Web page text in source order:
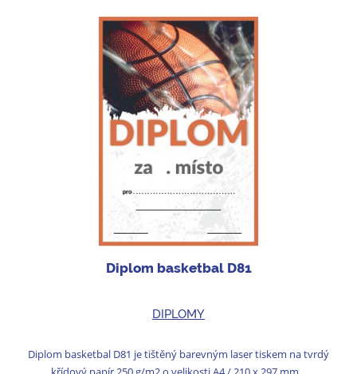
Diplom basketbal D81
DIPLOMY
Diplom basketbal D81 je tištěný barevným laser tiskem na tvrdý